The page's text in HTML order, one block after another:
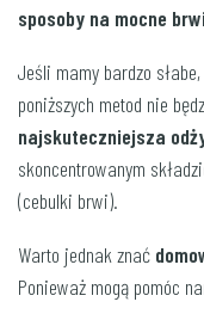
sposoby na mocne
Jeśli mamy bardzo
poniższych metod nie
najskuteczniejsza
skoncentrowanym
(cebulki brwi).
Warto jednak znać
Ponieważ mogą pomóc